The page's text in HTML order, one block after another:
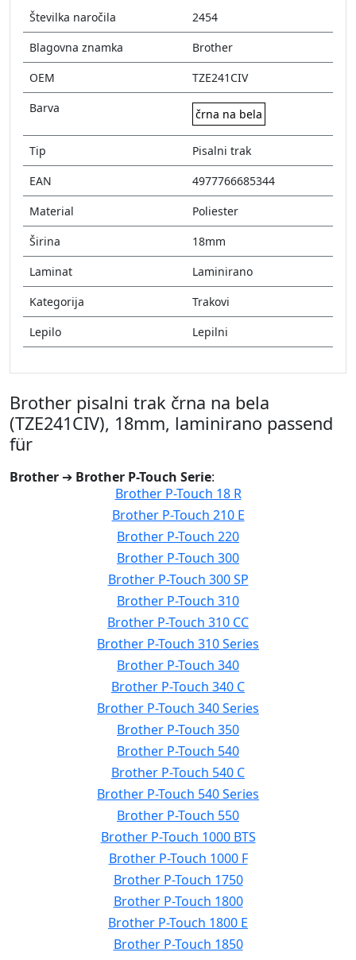
Številka naročila
2454
Blagovna znamka
Brother
OEM
TZE241CIV
Barva
črna na bela
Tip
Pisalni trak
EAN
4977766685344
Material
Poliester
Širina
18mm
Laminat
Laminirano
Kategorija
Trakovi
Lepilo
Lepilni
Brother pisalni trak črna na bela
(TZE241CIV), 18mm, laminirano passend
für
Brother ➔ Brother P-Touch Serie:
Brother P-Touch 18 R
Brother P-Touch 210 E
Brother P-Touch 220
Brother P-Touch 300
Brother P-Touch 300 SP
Brother P-Touch 310
Brother P-Touch 310 CC
Brother P-Touch 310 Series
Brother P-Touch 340
Brother P-Touch 340 C
Brother P-Touch 340 Series
Brother P-Touch 350
Brother P-Touch 540
Brother P-Touch 540 C
Brother P-Touch 540 Series
Brother P-Touch 550
Brother P-Touch 1000 BTS
Brother P-Touch 1000 F
Brother P-Touch 1750
Brother P-Touch 1800
Brother P-Touch 1800 E
Brother P-Touch 1850